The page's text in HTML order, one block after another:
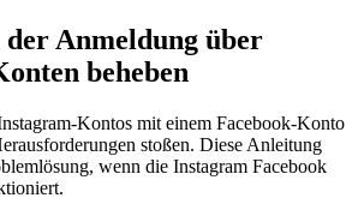
Anmeldung über
beheben
Kontos mit einem Facebook-Konto
stoßen. Diese Anleitung
wenn die Instagram Facebook